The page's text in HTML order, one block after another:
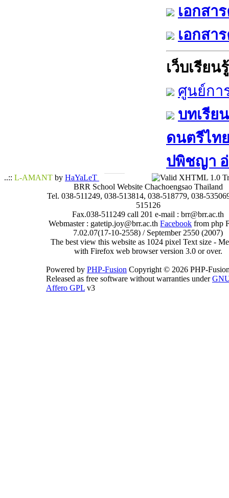
เอกสา
เอกสา
เว็บเรียนรู้
ศูนย์กา
บทเรีย
ดนตรีไท
ปพิชญา​ อ่
..:: L-AMANT by HaYaLeT
BRR School Website Chachoengsao Thailand
Tel. 038-511249, 038-513814, 038-518779, 038-
515126
Fax.038-511249 call 201 e-mail : brr@brr.ac.th
Webmaster : gatetip.joy@brr.ac.thFacebook from php
7.02.07(17-10-2558) / September 2550 (2007)
The best view this website as 1024 pixel Text size -
with Firefox web browser version 3.0 or over.
Powered by PHP-Fusion Copyright © 2026 PHP-
Released as free software without warranties under
Affero GPL v3